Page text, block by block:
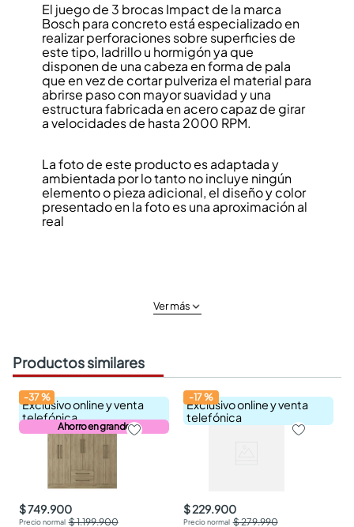
El juego de 3 brocas Impact de la marca
Bosch para concreto está especializado en
realizar perforaciones sobre superficies de
este tipo, ladrillo u hormigón ya que
disponen de una cabeza en forma de pala
que en vez de cortar pulveriza el material para
abrirse paso con mayor suavidad y una
estructura fabricada en acero capaz de girar
a velocidades de hasta 2000 RPM.
La foto de este producto es adaptada y
ambientada por lo tanto no incluye ningún
elemento o pieza adicional, el diseño y color
presentado en la foto es una aproximación al
real
Ver más
Productos similares
Exclusivo online y venta
telefónica
Ahorro en grande
-37%
$ 749.900
$ 1.199.900
Exclusivo online y venta
telefónica
-17%
$ 229.900
$ 279.990